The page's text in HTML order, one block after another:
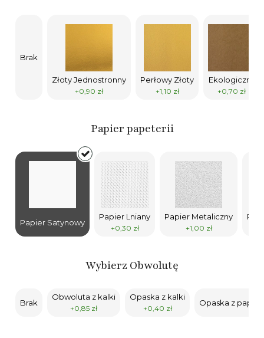
Brak
Złoty Jednostronny
+0,90 zł
Perłowy Złoty
+1,10 zł
Ekologiczny
+0,70 zł
Papier papeterii
Papier Satynowy
Papier Lniany
+0,30 zł
Papier Metaliczny
+1,00 zł
Wybierz Obwolutę
Brak
Obwoluta z kalki
+0,85 zł
Opaska z kalki
+0,40 zł
Opaska z